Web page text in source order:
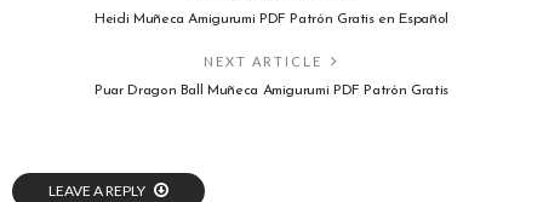
Heidi Muñeca Amigurumi PDF Patrón Gratis en Español
NEXT ARTICLE
Puar Dragon Ball Muñeca Amigurumi PDF Patrón Gratis
LEAVE A REPLY